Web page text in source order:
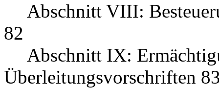
Abschnitt VIII:
82
Abschnitt IX:
Überleitungsvorschriften